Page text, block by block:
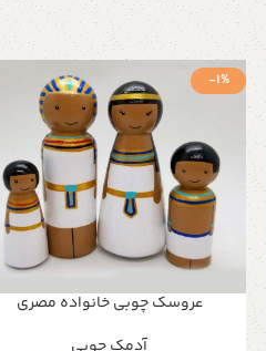
-1%
عروسک چوبی خانواده مصری